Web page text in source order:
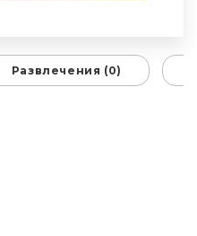
Развлечения (0)